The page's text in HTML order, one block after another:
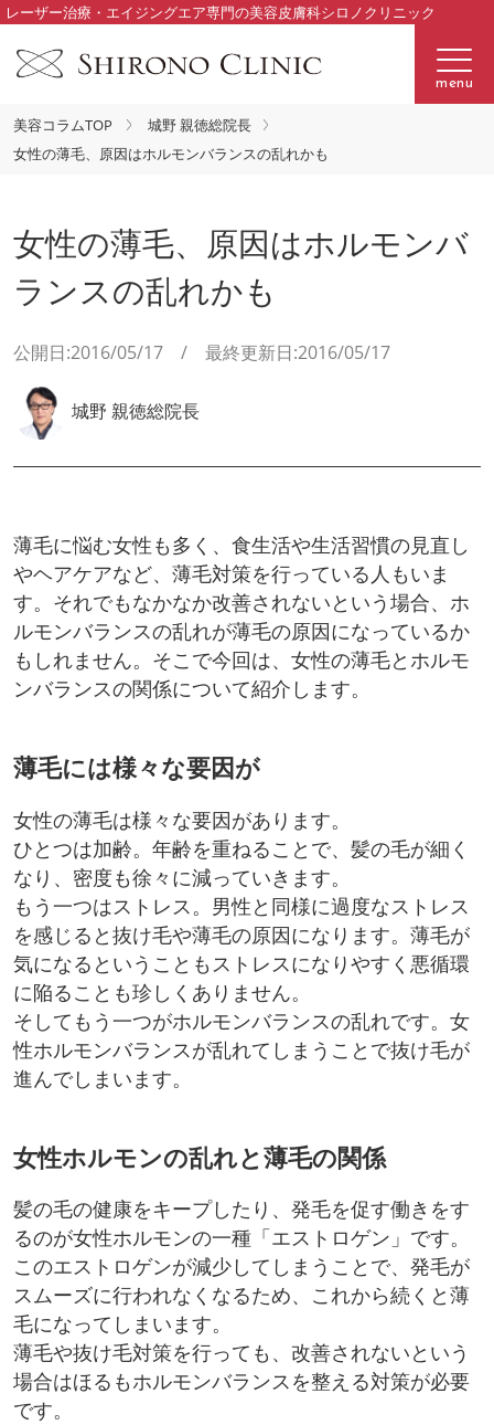
レーザー治療・エイジングエア専門の美容皮膚科シロノクリニック
menu
美容コラムTOP
城野 親徳総院長
女性の薄毛、原因はホルモンバランスの乱れかも
女性の薄毛、原因はホルモンバ
ランスの乱れかも
公開日:2016/05/17 / 最終更新日:2016/05/17
城野 親徳総院長
薄毛に悩む女性も多く、食生活や生活習慣の見直し
やヘアケアなど、薄毛対策を行っている人もいま
す。それでもなかなか改善されないという場合、ホ
ルモンバランスの乱れが薄毛の原因になっているか
もしれません。そこで今回は、女性の薄毛とホルモ
ンバランスの関係について紹介します。
薄毛には様々な要因が
女性の薄毛は様々な要因があります。
ひとつは加齢。年齢を重ねることで、髪の毛が細く
なり、密度も徐々に減っていきます。
もう一つはストレス。男性と同様に過度なストレス
を感じると抜け毛や薄毛の原因になります。薄毛が
気になるということもストレスになりやすく悪循環
に陥ることも珍しくありません。
そしてもう一つがホルモンバランスの乱れです。女
性ホルモンバランスが乱れてしまうことで抜け毛が
進んでしまいます。
女性ホルモンの乱れと薄毛の関係
髪の毛の健康をキープしたり、発毛を促す働きをす
るのが女性ホルモンの一種「エストロゲン」です。
このエストロゲンが減少してしまうことで、発毛が
スムーズに行われなくなるため、これから続くと薄
毛になってしまいます。
薄毛や抜け毛対策を行っても、改善されないという
場合はほるもホルモンバランスを整える対策が必要
です。